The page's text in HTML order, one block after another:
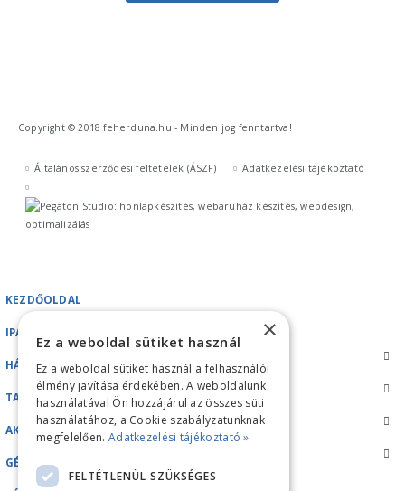
Copyright © 2018 feherduna.hu - Minden jog fenntartva!
Általános szerződési feltételek (ÁSZF) Adatkezelési tájékoztató
KEZDŐOLDAL
IPARI GÉPEK
HÁZTARTÁSI GÉPEK
TARTOZÉKOK/ALKATRÉSZEK
AKCIÓK
GÉPKÖLCSÖNZÉS
×
Ez a weboldal sütiket használ
Ez a weboldal sütiket használ a felhasználói
élmény javítása érdekében. A weboldalunk
használatával Ön hozzájárul az összes süti
használatához, a Cookie szabályzatunknak
megfelelően. Adatkezelési tájékoztató »
FELTÉTLENÜL SZÜKSÉGES